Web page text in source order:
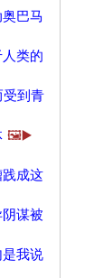
巴马
类的
受到青
🖼️▶️
践成这
谋被
是我说